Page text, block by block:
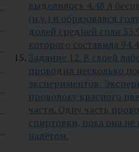
выделилось 4.48 л
(н.у.) и образовался
долей средней соли
которого составила
Задание 12. В своей
проводил несколько
экспериментов:
проволоку красного
части. Одну часть
спиртовки, пока она
налётом.